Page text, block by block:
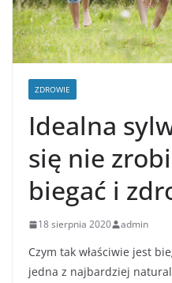
ZDROWIE
Idealna
się nie
biegać i
18 sierpnia 2020 admin
Czym tak właściwie jest
jedna z najbardziej